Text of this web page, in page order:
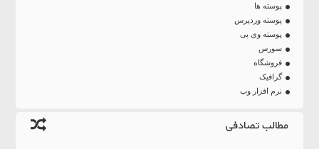
پوسته ها
پوسته وردپرس
پوسته وی بی
سورس
فروشگاه
گرافیک
نرم افزار وب
مطالب تصادفی